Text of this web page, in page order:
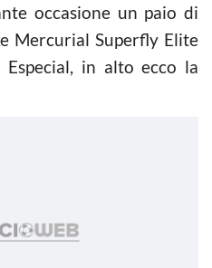
occasione un paio di
Mercurial Superfly Elite
in alto ecco la